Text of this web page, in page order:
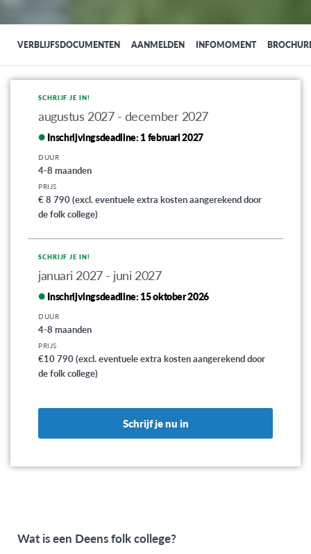
VERBLIJFSDOCUMENTEN AANMELDEN INFOMOMENT
SCHRIJF JE IN!
augustus 2027 - december 2027
Inschrijvingsdeadline: 1 februari 2027
DUUR
4-8 maanden
PRIJS
€ 8 790 (excl. eventuele extra kosten aangerekend door
de folk college)
SCHRIJF JE IN!
januari 2027 - juni 2027
Inschrijvingsdeadline: 15 oktober 2026
DUUR
4-8 maanden
PRIJS
€10 790 (excl. eventuele extra kosten aangerekend door
de folk college)
Schrijf je nu in
Wat is een Deens folk college?